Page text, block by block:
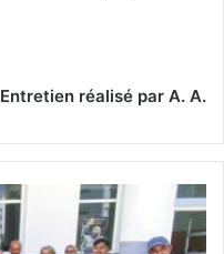
Entretien réalisé par A. A.